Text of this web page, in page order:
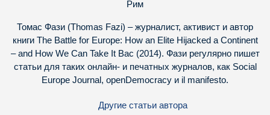
Рим
Томас Фази (Thomas Fazi) – журналист, активист и автор
книги The Battle for Europe: How an Elite Hijacked a Continent
– and How We Can Take It Bac (2014). Фази регулярно пишет
статьи для таких онлайн- и печатных журналов, как Social
Europe Journal, openDemocracy и il manifesto.
Другие статьи автора